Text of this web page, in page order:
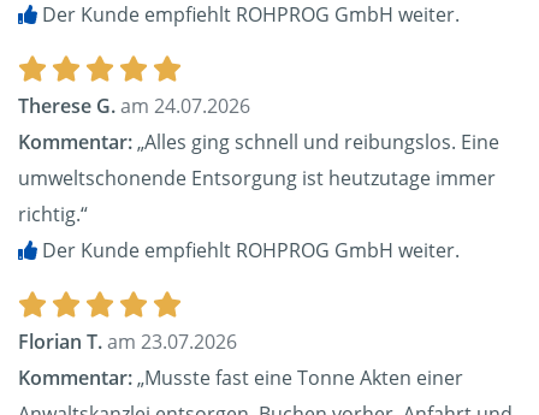
Der Kunde empfiehlt ROHPROG GmbH weiter.
Therese G.am 24.07.2026
Kommentar:„Alles ging schnell und reibungslos. Eine
umweltschonende Entsorgung ist heutzutage immer
richtig.“
Der Kunde empfiehlt ROHPROG GmbH weiter.
Florian T.am 23.07.2026
Kommentar:„Musste fast eine Tonne Akten einer